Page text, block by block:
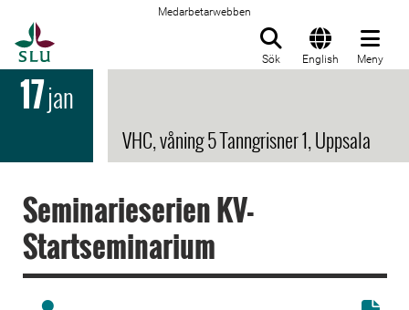
Medarbetarwebben
Sök English Meny
17jan
VHC, våning 5 Tanngrisner 1, Uppsala
Seminarieserien KV-
Startseminarium